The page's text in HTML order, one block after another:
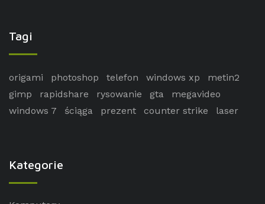
Tagi
origami photoshop telefon windows xp
metin2
gimp
rapidshare rysowanie gta
megavideo
windows 7
ściąga prezent counter strike laser
Kategorie